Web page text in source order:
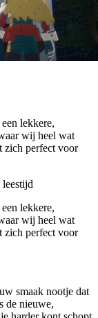
lekkere,
wij heel wat
zich perfect voor
lekkere,
wij heel wat
zich perfect voor
smaak nootje dat
de nieuwe,